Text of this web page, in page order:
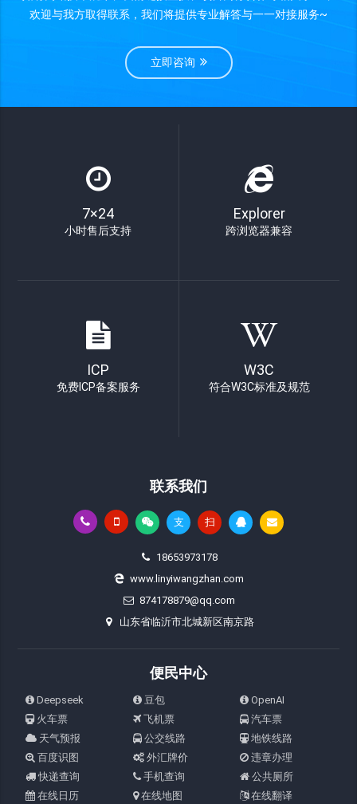
欢迎与我方取得联系，我们将提供专业解答与一一对接服务~
立即咨询
7×24
小时售后支持
Explorer
跨浏览器兼容
ICP
免费ICP备案服务
W3C
符合W3C标准及规范
联系我们
支 扫
18653973178
www.linyiwangzhan.com
874178879@qq.com
山东省临沂市北城新区南京路
便民中心
Deepseek 豆包
OpenAI
火车票
飞机票
汽车票
天气预报
公交线路
地铁线路
百度识图
外汇牌价
违章办理
快递查询
手机查询
公共厕所
在线日历
在线地图
在线翻译